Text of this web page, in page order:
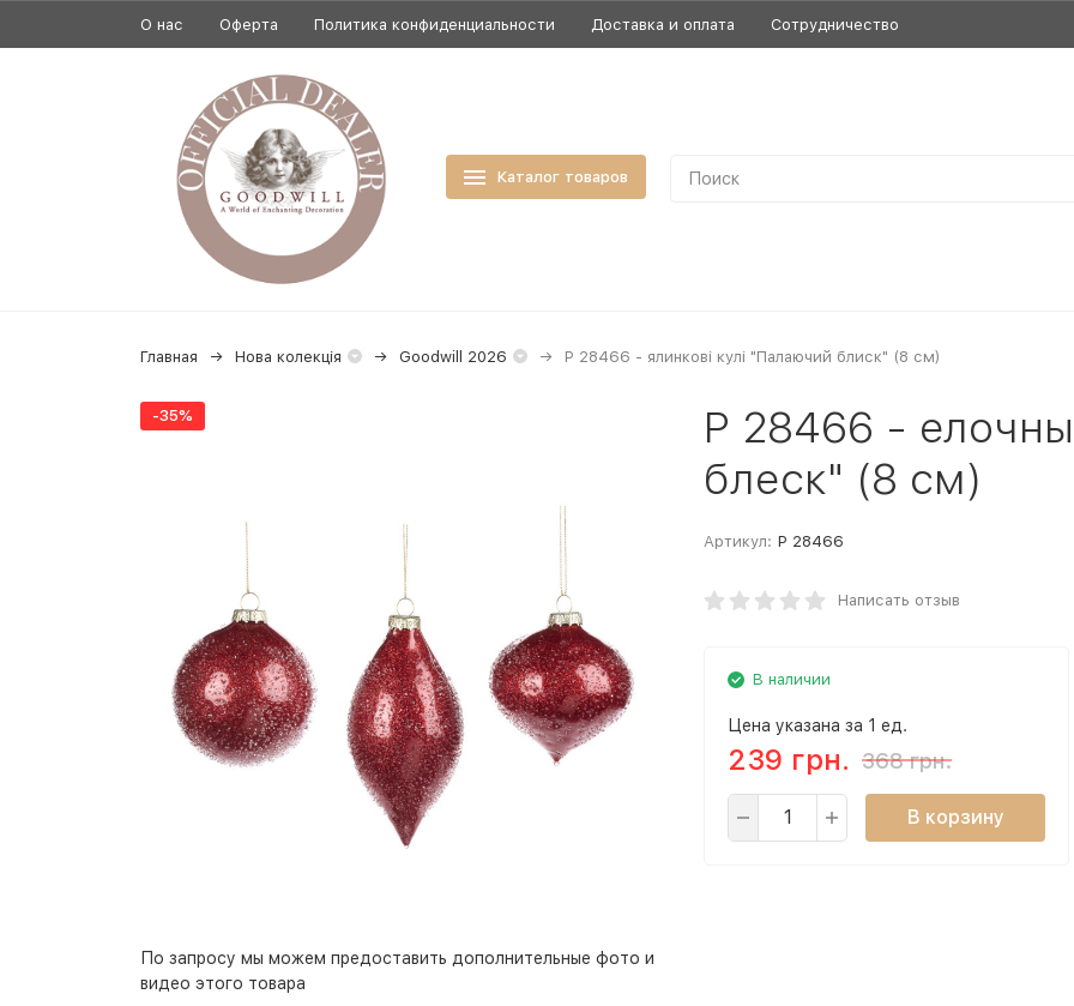
О нас Оферта Политика конфиденциальности Доставка и оплата Сотрудничество
Каталог товаров
Главная Нова колекція Goodwill 2026 P 28466 - ялинкові кулі "Палаючий блиск" (8 см)
-35%
По запросу мы можем предоставить дополнительные фото и
видео этого товара
P 28466 -
блеск" (8 см)
Артикул: P 28466
Написать отзыв
В наличии
Цена указана за 1 ед.
239 грн. 368 грн.
В корзину